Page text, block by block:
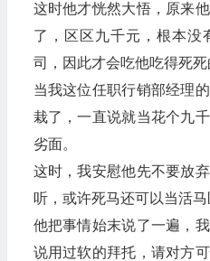
这时他才恍然大悟，原来
了，区区九千元，根本没
司，因此才会吃他吃得死死
当我这位任职行销部经理
栽了，一直说就当花个九
劣面。
这时，我安慰他先不要放
听，或许死马还可以当活马
他把事情始末说了一遍，
说用过软的拜托，请对方